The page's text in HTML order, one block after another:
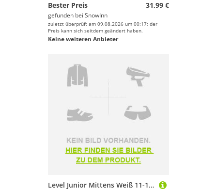
Bester Preis
31,99 €
gefunden bei SnowInn
zuletzt überprüft am 09.08.2026 um 00:17; der
Preis kann sich seitdem geändert haben.
Keine weiteren Anbieter
Level Junior Mittens Weiß 11-12 Years Mädchen